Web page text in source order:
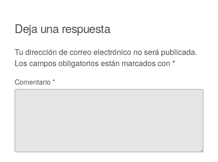
Deja una respuesta
Tu dirección de correo electrónico no será publicada.
Los campos obligatorios están marcados con *
Comentario*